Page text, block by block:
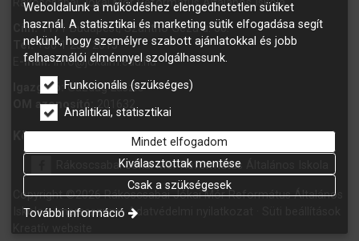
Rákoscsabai Jókai Mór Református Általános Iskola
Cím:1171 Budapest, Szánthó Géza u. 60.
Tel: +36 1 258 2015
-mail: info@jokaim.edu.hu
Igazgató:Gazdag László
OM azonosító:201632
Kövess bennünket Facebookon is!
Rákoscsabai Jókai Mór Református Általános Iskola
Copyright ©2026 Rákoscsabai Jókai Mór Református Általános
Iskola.
Impresszum Adatvédelmi nyilatkozat
Weboldalunk a működéshez elengedhetetlen sütiket
használ. A statisztikai és marketing sütik elfogadása segít
nekünk, hogy személyre szabott ajánlatokkal és jobb
felhasználói élménnyel szolgálhassunk.
Funkcionális (szükséges)
Analitikai, statisztikai
Mindet elfogadom
Kiválasztottak mentése
Csak a szükségesek
További információ